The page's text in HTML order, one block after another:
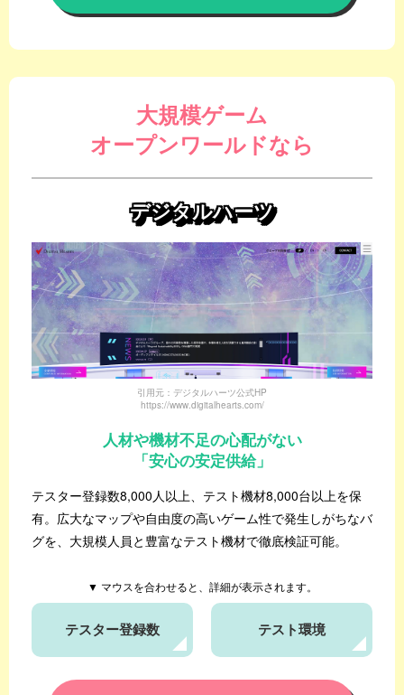
大規模ゲーム
オープンワールドなら
デジタルハーツ
引用元：デジタルハーツ公式HP
https://www.digitalhearts.com/
人材や機材不足の心配がない
「安心の安定供給」
テスター登録数8,000人以上、テスト機材8,000台以上を保
有。 広大なマップや自由度の高いゲーム性で発生しがちなバ
グを、大規模人員と豊富なテスト機材で徹底検証可能。
▼ マウスを合わせると、詳細が表示されます。
テスター登録数 テスト環境